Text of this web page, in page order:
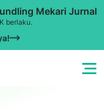
Mekari Jurnal
berlaku.